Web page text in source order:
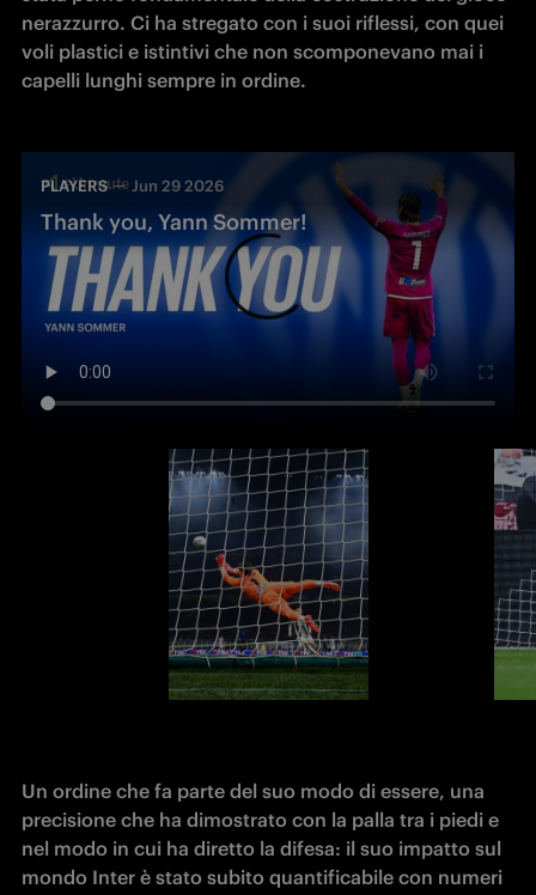
nerazzurro. Ci ha stregato con i suoi riflessi, con quei
voli plastici e istintivi che non scomponevano mai i
capelli lunghi sempre in ordine.
PLAYERS Jun 29 2026
Thank you, Yann Sommer!
Un ordine che fa parte del suo modo di essere, una
precisione che ha dimostrato con la palla tra i piedi e
nel modo in cui ha diretto la difesa: il suo impatto sul
mondo Inter è stato subito quantificabile con numeri